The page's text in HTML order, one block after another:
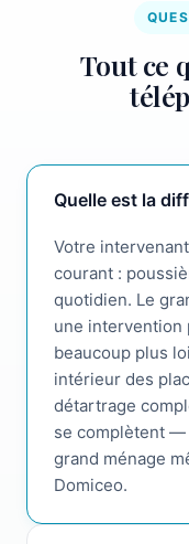
Tout ce
Quelle est la
Votre
courant :
quotidien. Le
une intervention
beaucoup plus
intérieur des
détartrage
se complètent —
grand ménage
Domiceo.